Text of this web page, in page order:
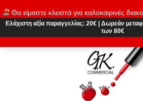
Θα είμαστε κλειστά για καλοκαιρινές
παραγγελίες θα εκτελούνται ξανά από
Απόρριψη
to
content
Ελάχιστη αξία παραγγελίας: 20€ Δωρεάν
των 80€